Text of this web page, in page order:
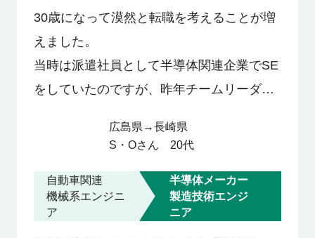
30歳になって漠然と転職を考えることが増
えました。
当時は派遣社員として半導体関連企業でSE
をしていたのですが、昨年チームリーダー
かなりの残業時間や休日出勤が発生する
輩が大手自動車メーカーに転職したのをき
っかけに、今よりもっといい環境で腕を磨
広島県 →長崎県
S・Oさん 20代
自動車関連
機械系エンジニ
ア
半導体メーカー
製造技術エンジ
ニア